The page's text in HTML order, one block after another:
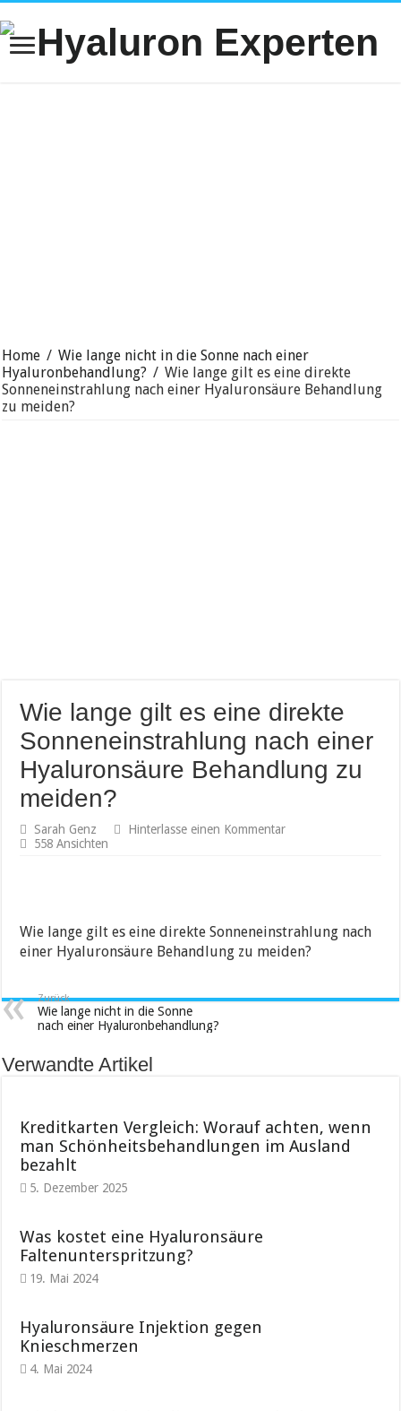
Home / Wie lange nicht in die Sonne nach einer
Hyaluronbehandlung? / Wie lange gilt es eine direkte
Sonneneinstrahlung nach einer Hyaluronsäure Behandlung
zu meiden?
Wie lange gilt es eine direkte
Sonneneinstrahlung nach einer
Hyaluronsäure Behandlung zu
meiden?
Sarah Genz
Hinterlasse einen Kommentar
558 Ansichten
Wie lange gilt es eine direkte Sonneneinstrahlung nach
einer Hyaluronsäure Behandlung zu meiden?
Zurück
Wie lange nicht in die Sonne
nach einer Hyaluronbehandlung?
Verwandte Artikel
Kreditkarten Vergleich: Worauf achten, wenn
man Schönheitsbehandlungen im Ausland
bezahlt
5. Dezember 2025
Was kostet eine Hyaluronsäure
Faltenunterspritzung?
19. Mai 2024
Hyaluronsäure Injektion gegen
Knieschmerzen
4. Mai 2024